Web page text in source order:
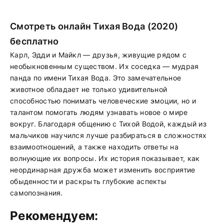
Смотреть онлайн Тихая Вода (2020)
бесплатно
Карл, Эдди и Майкл — друзья, живущие рядом с
необыкновенным существом. Их соседка — мудрая
панда по имени Тихая Вода. Это замечательное
животное обладает не только удивительной
способностью понимать человеческие эмоции, но и
талантом помогать людям узнавать новое о мире
вокруг. Благодаря общению с Тихой Водой, каждый из
мальчиков научился лучше разбираться в сложностях
взаимоотношений, а также находить ответы на
волнующие их вопросы. Их история показывает, как
неординарная дружба может изменить восприятие
обыденности и раскрыть глубокие аспекты
самопознания.
Рекомендуем: